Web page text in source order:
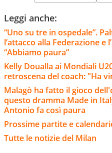
Leggi anche:
“Uno su tre in ospedale”.
l’attacco alla Federazione e
“Abbiamo paura”
Kelly Doualla ai Mondiali
retroscena del coach: "Ha
Malagò ha fatto il gioco
questo dramma Made in
Antonio fa così paura
Prossime partite e
Tutte le notizie del Milan